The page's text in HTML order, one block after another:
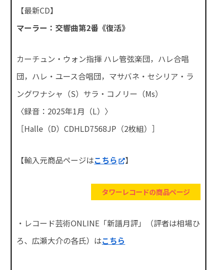
【最新CD】
マーラー：交響曲第2番《復活》
カーチュン・ウォン指揮 ハレ管弦楽団，ハレ合唱
団，ハレ・ユース合唱団，マサバネ・セシリア・ラ
ングワナシャ（S）サラ・コノリー（Ms）
〈録音：2025年1月（L）〉
［Halle（D）CDHLD7568JP（2枚組）］
【輸入元商品ページはこちら 】
タワーレコードの商品ページ
・レコード芸術ONLINE「新譜月評」（評者は相場ひ
ろ、広瀬大介の各氏）はこちら